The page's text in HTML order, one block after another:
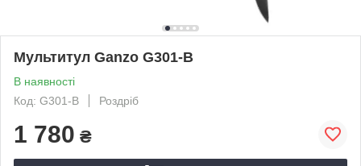
Мультитул Ganzo G301-B
В наявності
Код: G301-B
Роздріб
1 780 ₴